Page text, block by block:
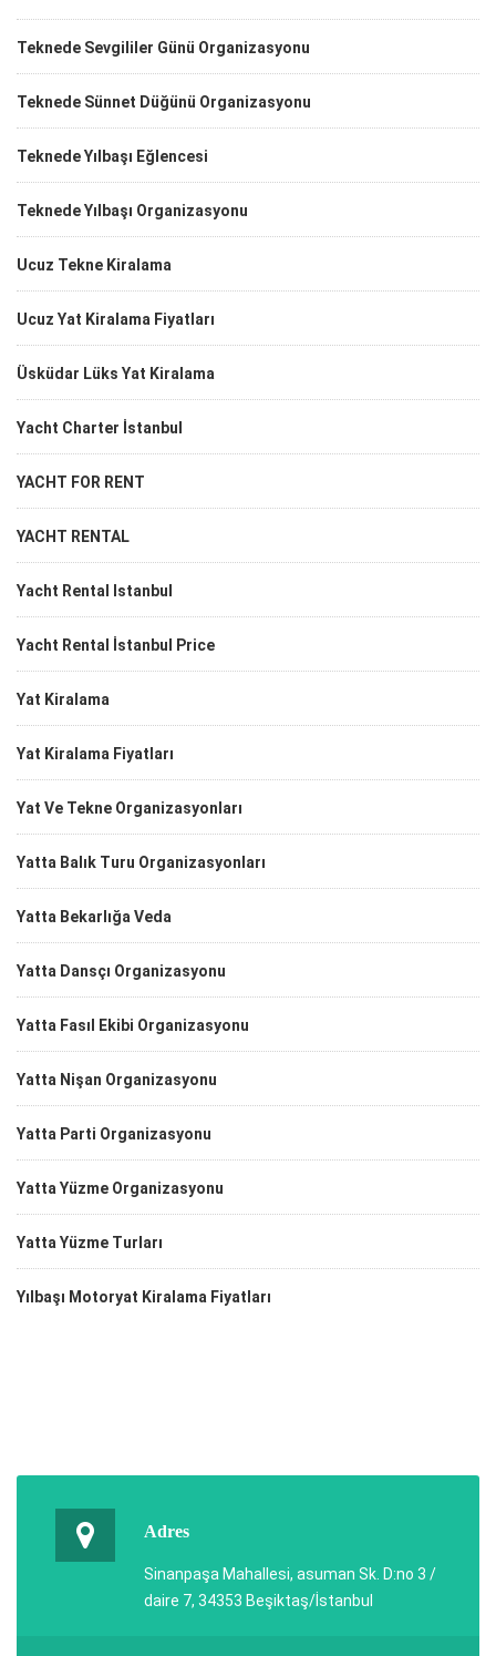
Teknede Sevgililer Günü Organizasyonu
Teknede Sünnet Düğünü Organizasyonu
Teknede Yılbaşı Eğlencesi
Teknede Yılbaşı Organizasyonu
Ucuz Tekne Kiralama
Ucuz Yat Kiralama Fiyatları
Üsküdar Lüks Yat Kiralama
Yacht Charter İstanbul
YACHT FOR RENT
YACHT RENTAL
Yacht Rental Istanbul
Yacht Rental İstanbul Price
Yat Kiralama
Yat Kiralama Fiyatları
Yat Ve Tekne Organizasyonları
Yatta Balık Turu Organizasyonları
Yatta Bekarlığa Veda
Yatta Dansçı Organizasyonu
Yatta Fasıl Ekibi Organizasyonu
Yatta Nişan Organizasyonu
Yatta Parti Organizasyonu
Yatta Yüzme Organizasyonu
Yatta Yüzme Turları
Yılbaşı Motoryat Kiralama Fiyatları
Adres
Sinanpaşa Mahallesi, asuman Sk. D:no 3 /
daire 7, 34353 Beşiktaş/İstanbul